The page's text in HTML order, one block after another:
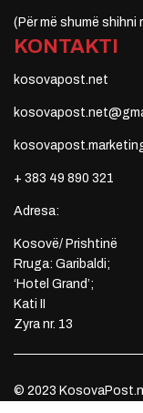
(Për më shumë
KONTAKTI
kosovapost.net
+ 383 49 890 321
Adresa:
Kosovë/ Prishtinë
Rruga: Garibaldi;
‘Hotel Grand’;
Kati II
Zyra nr. 13
© 2023